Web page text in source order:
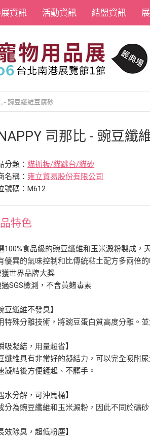
資訊 活動資訊 結盟資訊
- 豌豆纖維豆腐砂
司那比 - 豌豆纖
分類：貓抓板/貓跳台/貓砂
名稱： 雍立貿易股份有限公司
號碼：M612
特色
100%食品級的豌豆纖維和玉米澱粉製成，
優異的氣味控制和比傳統粘土配方多兩倍的
獲世界品牌大獎
SGS檢測，不含黃麴毒素
豆纖維不發臭】
特殊分離技術，將豌豆蛋白質高度分離。
吸凝結，用量超省】
纖維具有非常好的凝結力，可以完全吸附尿
凝結後方便鏟起、不髒手。
水分解，可沖馬桶】
分為豌豆纖維和玉米澱粉，因此不同於礦
效除臭，超低粉塵】